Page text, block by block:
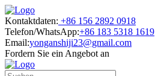
Kontaktdaten: +86 156 2892 0918
Telefon/WhatsApp:+86 183 5318 1619
Email:yonganshiji23@gmail.com
Fordern Sie ein Angebot an